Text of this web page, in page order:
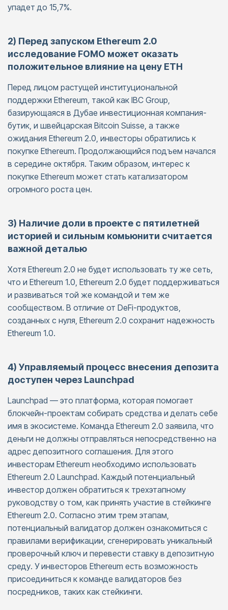
упадет до 15,7%.
2) Перед запуском Ethereum 2.0
исследование FOMO может оказать
положительное влияние на цену ETH
Перед лицом растущей институциональной
поддержки Ethereum, такой как IBC Group,
базирующаяся в Дубае инвестиционная компания-
бутик, и швейцарская Bitcoin Suisse, а также
ожидания Ethereum 2.0, инвесторы обратились к
покупке Ethereum. Продолжающийся подъем начался
в середине октября. Таким образом, интерес к
покупке Ethereum может стать катализатором
огромного роста цен.
3) Наличие доли в проекте с пятилетней
историей и сильным комьюнити считается
важной деталью
Хотя Ethereum 2.0 не будет использовать ту же сеть,
что и Ethereum 1.0, Ethereum 2.0 будет поддерживаться
и развиваться той же командой и тем же
сообществом. В отличие от DeFi-продуктов,
созданных с нуля, Ethereum 2.0 сохранит надежность
Ethereum 1.0.
4) Управляемый процесс внесения депозита
доступен через Launchpad
Launchpad — это платформа, которая помогает
блокчейн-проектам собирать средства и делать себе
имя в экосистеме. Команда Ethereum 2.0 заявила, что
деньги не должны отправляться непосредственно на
адрес депозитного соглашения. Для этого
инвесторам Ethereum необходимо использовать
Ethereum 2.0 Launchpad. Каждый потенциальный
инвестор должен обратиться к трехэтапному
руководству о том, как принять участие в стейкинге
Ethereum 2.0. Согласно этим трем этапам,
потенциальный валидатор должен ознакомиться с
правилами верификации, сгенерировать уникальный
проверочный ключ и перевести ставку в депозитную
среду. У инвесторов Ethereum есть возможность
присоединиться к команде валидаторов без
посредников, таких как стейкинги.